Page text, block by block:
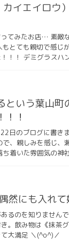
カイエイロウ
てみたお店… 素敵
とても親切で感じ
！！！ デミグラス
という葉山町
！
日のブログに書き
、親しみを感じ、
ち着いた雰囲気の
然にも入れ
るのを知りません
。飲み物は《抹茶
大満足 ＼(^o^)／